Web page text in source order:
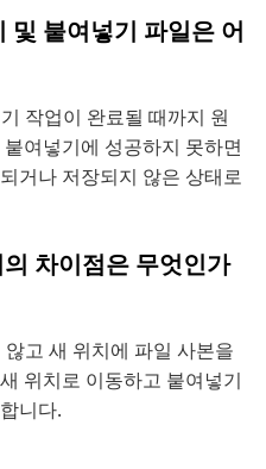
및 붙여넣기 파일은 어
작업이 완료될 때까지 원
여넣기에 성공하지 못하면
거나 저장되지 않은 상태로
차이점은 무엇인가
고 새 위치에 파일 사본을
위치로 이동하고 붙여넣기
니다.